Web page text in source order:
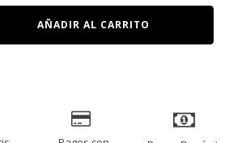
AÑADIR AL CARRITO